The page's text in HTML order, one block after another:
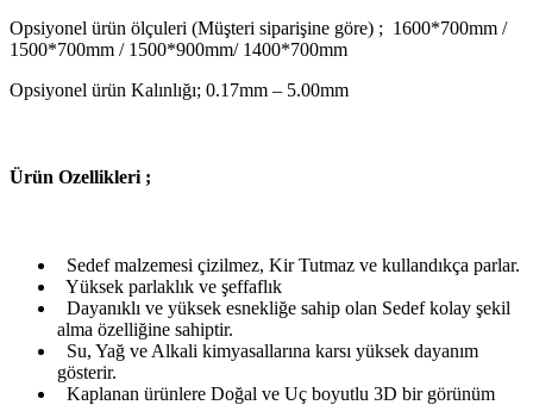
Opsiyonel ürün ölçuleri (Müşteri siparişine göre) ; 1600*700mm /
1500*700mm / 1500*900mm/ 1400*700mm
Opsiyonel ürün Kalınlığı; 0.17mm – 5.00mm
Ürün Ozellikleri ;
Sedef malzemesi çizilmez, Kir Tutmaz ve kullandıkça parlar.
Yüksek parlaklık ve şeffaflık
Dayanıklı ve yüksek esnekliğe sahip olan Sedef kolay şekil
alma özelliğine sahiptir.
Su, Yağ ve Alkali kimyasallarına karsı yüksek dayanım
gösterir.
Kaplanan ürünlere Doğal ve Uç boyutlu 3D bir görünüm